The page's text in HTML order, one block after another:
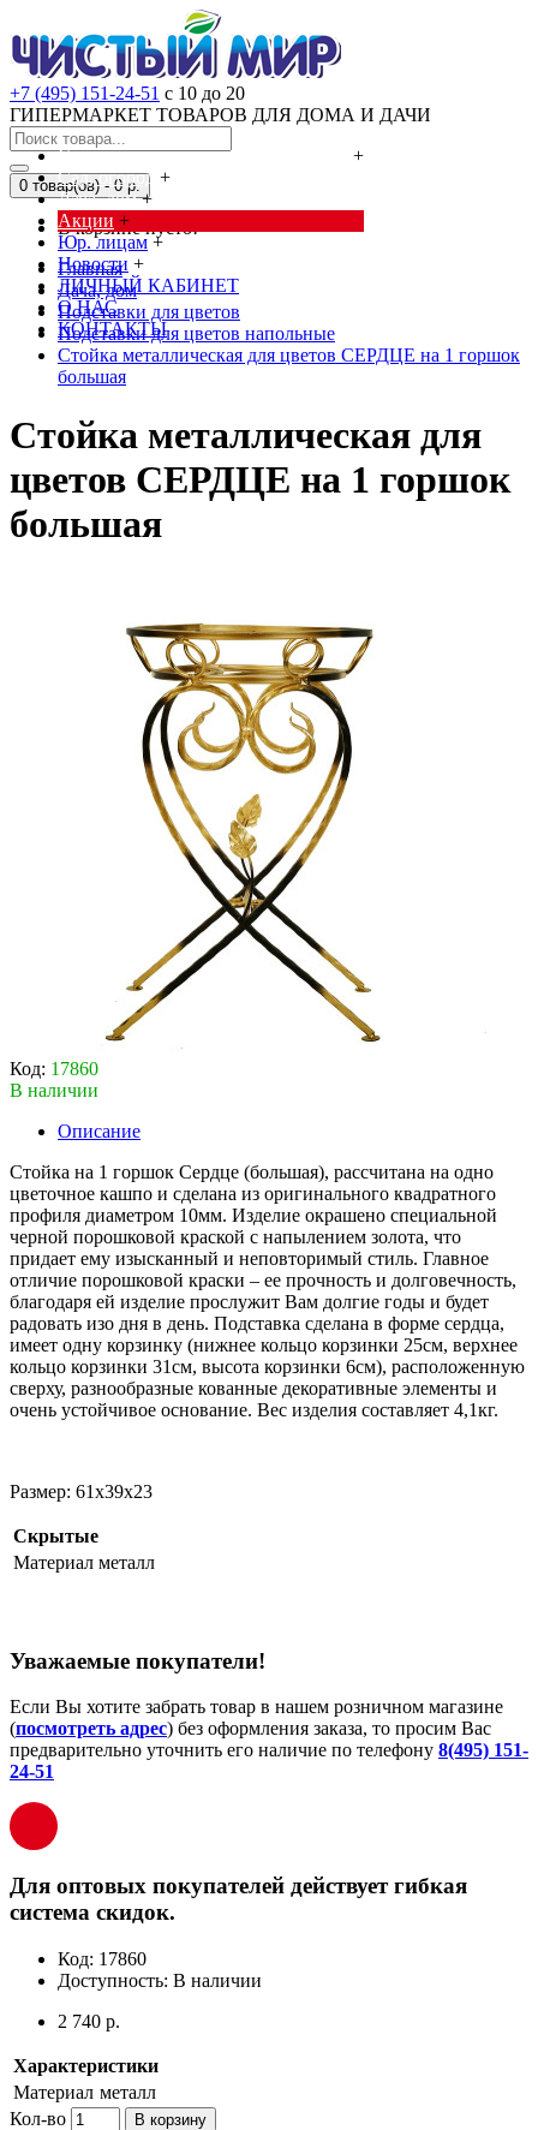
+7 (495) 151-24-51 с 10 до 20
ГИПЕРМАРКЕТ ТОВАРОВ ДЛЯ ДОМА И ДАЧИ
Cредства от насекомых и грызунов
+
Сад, огород +
Дача, дом +
Акции +
Юр. лицам +
Новости +
ЛИЧНЫЙ КАБИНЕТ
О НАС
КОНТАКТЫ
0 товар(ов) - 0 р.
В корзине пусто!
Главная
Дача, дом
Подставки для цветов
Подставки для цветов напольные
Стойка металлическая для цветов СЕРДЦЕ на 1 горшок
большая
Стойка металлическая для
цветов СЕРДЦЕ на 1 горшок
большая
Код: 17860
В наличии
Описание
Стойка на 1 горшок Сердце (большая), рассчитана на одно
цветочное кашпо и сделана из оригинального квадратного
профиля диаметром 10мм. Изделие окрашено специальной
черной порошковой краской с напылением золота, что
придает ему изысканный и неповторимый стиль. Главное
отличие порошковой краски – ее прочность и долговечность,
благодаря ей изделие прослужит Вам долгие годы и будет
радовать изо дня в день. Подставка сделана в форме сердца,
имеет одну корзинку (нижнее кольцо корзинки 25см, верхнее
кольцо корзинки 31см, высота корзинки 6см), расположенную
сверху, разнообразные кованные декоративные элементы и
очень устойчивое основание. Вес изделия составляет 4,1кг.
Размер: 61х39х23
Скрытые
Материал металл
Уважаемые покупатели!
Если Вы хотите забрать товар в нашем розничном магазине
(посмотреть адрес) без оформления заказа, то просим Вас
предварительно уточнить его наличие по телефону 8(495) 151-
24-51
Для оптовых покупателей действует гибкая
система скидок.
Код: 17860
Доступность: В наличии
2 740 р.
Характеристики
Материал металл
Кол-во
В корзину